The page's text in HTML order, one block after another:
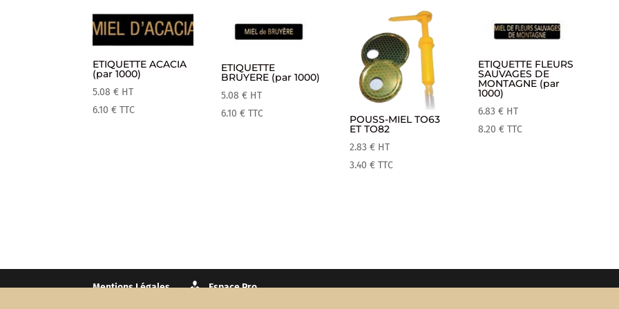
ETIQUETTE ACACIA
(par 1000)
5.08€ HT
6.10€ TTC
ETIQUETTE
BRUYERE (par 1000)
5.08€ HT
6.10€ TTC POUSS-MIEL TO63
ET TO82
2.83€ HT
3.40€ TTC
ETIQUETTE FLEURS
SAUVAGES DE
MONTAGNE (par
1000)
6.83€ HT
8.20€ TTC
Mentions Légales Espace Pro